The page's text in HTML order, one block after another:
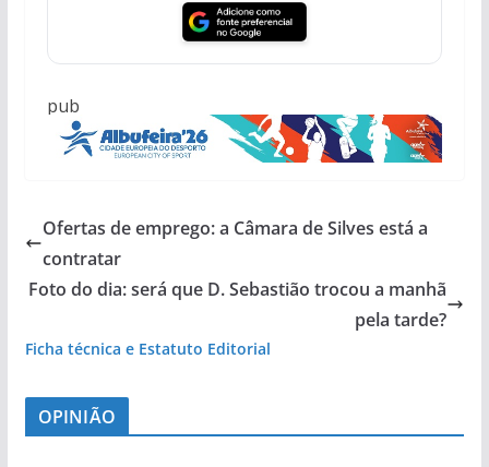
pub
Ofertas de emprego: a Câmara de Silves está a
contratar
Foto do dia: será que D. Sebastião trocou a manhã
pela tarde?
Ficha técnica e Estatuto Editorial
OPINIÃO